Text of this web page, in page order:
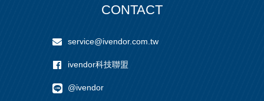
CONTACT
service@ivendor.com.tw
ivendor科技聯盟
@ivendor